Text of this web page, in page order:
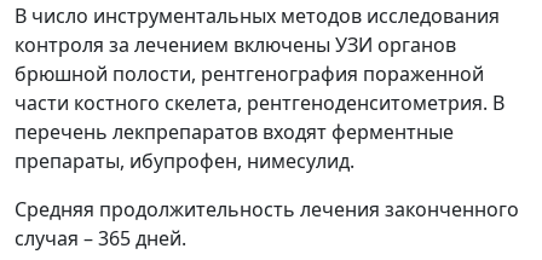
В число инструментальных методов исследования
контроля за лечением включены УЗИ органов
брюшной полости, рентгенография пораженной
части костного скелета, рентгеноденситометрия. В
перечень лекпрепаратов входят ферментные
препараты, ибупрофен, нимесулид.
Средняя продолжительность лечения законченного
случая – 365 дней.